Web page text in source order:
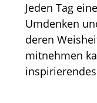
Jeden Tag
Umdenken
deren
mitnehmen